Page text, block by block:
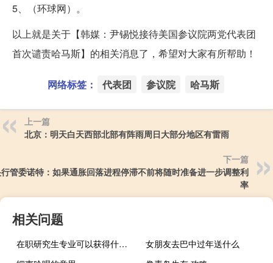
5、（环球网）。
以上就是关于【韩媒：尹锡悦接待美国参议院两党代表团
首次谴责哈马斯】的相关消息了，希望对大家有所帮助！
网络标签： 代表团 参议院 哈马斯
上一篇
北京：明天白天西部北部有阵雨周日大部分地区有雷雨
下一篇
管委诺特：如果通胀回落进程停滞不前将随时准备进一步调整利
率
相关问题
在职研究生专业可以获得什么样的证书
女朋友去巴中过年送什么